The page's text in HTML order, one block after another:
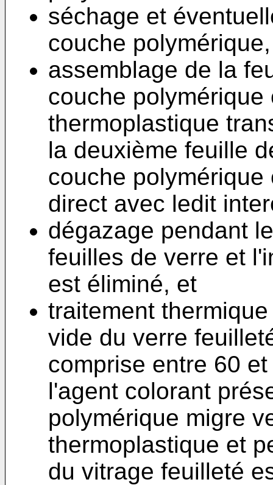
séchage et
couche polymérique,
assemblage de la
couche
thermoplastique
la deuxième feuille
couche
direct avec ledit
dégazage pendant
feuilles de verre et
est éliminé, et
traitement
vide du verre
comprise entre 60
l'agent colorant
polymérique migre
thermoplastique et
du vitrage feuilleté